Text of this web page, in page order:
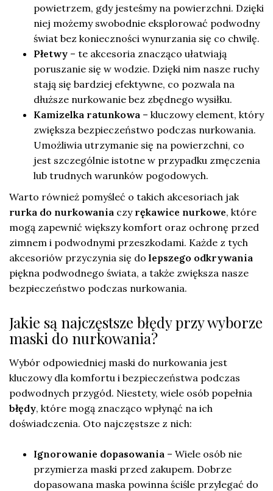
powietrzem, gdy jesteśmy na powierzchni. Dzięki
niej możemy swobodnie eksplorować podwodny
świat bez konieczności wynurzania się co chwilę.
Płetwy – te akcesoria znacząco ułatwiają
poruszanie się w wodzie. Dzięki nim nasze ruchy
stają się bardziej efektywne, co pozwala na
dłuższe nurkowanie bez zbędnego wysiłku.
Kamizelka ratunkowa – kluczowy element, który
zwiększa bezpieczeństwo podczas nurkowania.
Umożliwia utrzymanie się na powierzchni, co
jest szczególnie istotne w przypadku zmęczenia
lub trudnych warunków pogodowych.
Warto również pomyśleć o takich akcesoriach jak
rurka do nurkowania czy rękawice nurkowe, które
mogą zapewnić większy komfort oraz ochronę przed
zimnem i podwodnymi przeszkodami. Każde z tych
akcesoriów przyczynia się do lepszego odkrywania
piękna podwodnego świata, a także zwiększa nasze
bezpieczeństwo podczas nurkowania.
Jakie są najczęstsze błędy przy wyborze
maski do nurkowania?
Wybór odpowiedniej maski do nurkowania jest
kluczowy dla komfortu i bezpieczeństwa podczas
podwodnych przygód. Niestety, wiele osób popełnia
błędy, które mogą znacząco wpłynąć na ich
doświadczenia. Oto najczęstsze z nich:
Ignorowanie dopasowania – Wiele osób nie
przymierza maski przed zakupem. Dobrze
dopasowana maska powinna ściśle przylegać do